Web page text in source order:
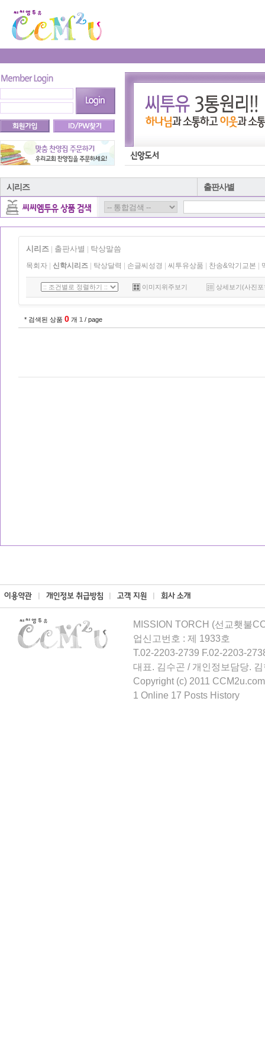
시리즈 출판사별
시리즈 출판사별 탁상말씀
목회자 신학시리즈 탁상달력 손글씨성경 씨투유상품 찬송&악기교본
이미지위주보기 상세보기(사진
* 검색된 상품 0 개 1 / page
MISSION TORCH (선교횃불
업신고번호 : 제 1933호
T.02-2203-2739 F.02-2203-
대표. 김수곤 / 개인정보담당.
Copyright (c) 2011
1 Online 17 Posts History